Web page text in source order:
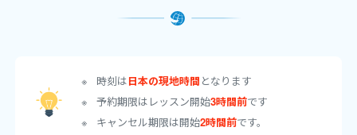
またパワーポイントやキーノートを使って
希望を伝えて頂ければテキストを送信させていただきます。
授業の前後にも是非お役立て頂ければ幸いです。
時刻は日本の現地時間 となります
予約期限はレッスン開始3時間前です
キャンセル期限は開始2時間前です。